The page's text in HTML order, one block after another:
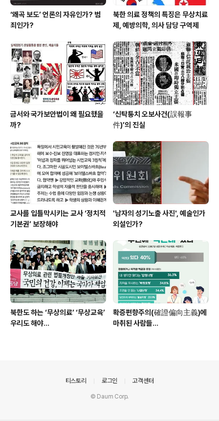
‘왜곡 보도’ 언론의 자유인가? 범
죄인가?
북한 의료 정책의 특징은 무상치료
제, 예방의학, 의사 담당 구역제
금서와 국가보안법이 왜 필요했을
까?
‘신탁통치 오보사건(誤報事
件)’의 진실
교사를 입틀막시키는 교사 ‘정치적
기본권’ 보장해야
'남자의 성기노출 사진', 예술인가
외설인가?
북한도 하는 ‘무상의료’ ‘무상교육’
우리도 해야...
확증편향주의(確證偏向主義)에
마취된 사람들...
티스토리 로그인 고객센터
© Daum Corp.